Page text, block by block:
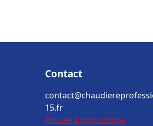
Contact
15.fr
Accueil Informations